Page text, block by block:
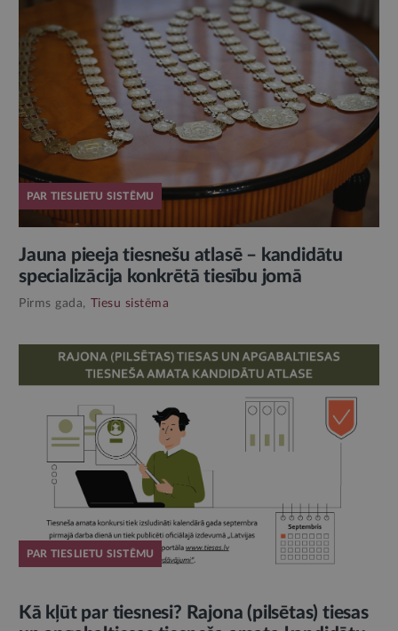
PAR TIESLIETU SISTĒMU
Jauna pieeja tiesnešu atlasē – kandidātu
specializācija konkrētā tiesību jomā
Pirms gada, Tiesu sistēma
PAR TIESLIETU SISTĒMU
Kā kļūt par tiesnesi? Rajona (pilsētas) tiesas